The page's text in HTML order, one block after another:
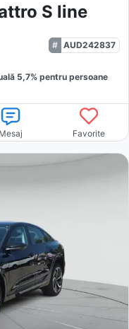
S line
AUD242837
5,7% pentru persoane
Mesaj Favorite